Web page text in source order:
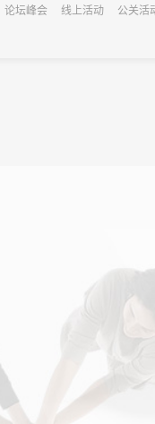
”的模式，让不同需求的团体都
论坛峰会 线上活动
公关活